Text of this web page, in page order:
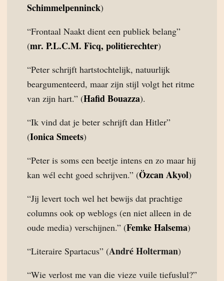
Schimmelpenninck)
“Frontaal Naakt dient een publiek belang”
(mr. P.L.C.M. Ficq, politierechter)
“Peter schrijft hartstochtelijk, natuurlijk
beargumenteerd, maar zijn stijl volgt het ritme
van zijn hart.” (Hafid Bouazza).
“Ik vind dat je beter schrijft dan Hitler”
(Ionica Smeets)
“Peter is soms een beetje intens en zo maar hij
kan wél echt goed schrijven.” (Özcan Akyol)
“Jij levert toch wel het bewijs dat prachtige
columns ook op weblogs (en niet alleen in de
oude media) verschijnen.” (Femke Halsema)
“Literaire Spartacus” (André Holterman)
“Wie verlost me van die vieze vuile tiefuslul?”